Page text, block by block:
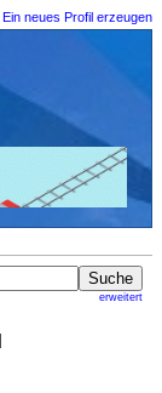
Ein neues Profil erzeugen
erweitert